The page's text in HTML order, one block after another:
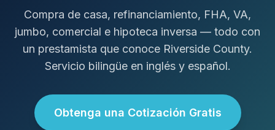
Compra de casa, refinanciamiento, FHA, VA,
jumbo, comercial e hipoteca inversa — todo con
un prestamista que conoce Riverside County.
Servicio bilingüe en inglés y español.
Obtenga una Cotización Gratis